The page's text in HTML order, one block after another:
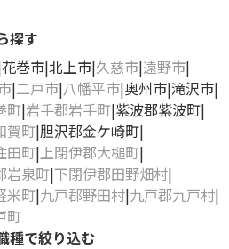
探す
花巻市 北上市 久慈市 遠野市
二戸市 八幡平市 奥州市 滝沢市
町 岩手郡岩手町 紫波郡紫波町
賀町 胆沢郡金ケ崎町
田町 上閉伊郡大槌町
岩泉町 下閉伊郡田野畑村
米町 九戸郡野田村 九戸郡九戸村
町
種で絞り込む